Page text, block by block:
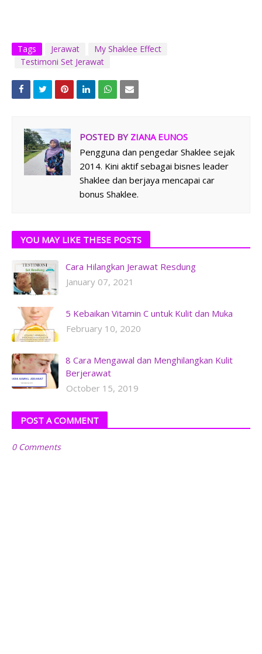
Tags Jerawat
My Shaklee Effect
Testimoni Set Jerawat
POSTED BYZIANA EUNOS
Pengguna dan pengedar Shaklee sejak
2014. Kini aktif sebagai bisnes leader
Shaklee dan berjaya mencapai car
bonus Shaklee.
YOU MAY LIKE THESE POSTS
Cara Hilangkan Jerawat Resdung
January 07, 2021
5 Kebaikan Vitamin C untuk Kulit dan Muka
February 10, 2020
8 Cara Mengawal dan Menghilangkan Kulit
Berjerawat
October 15, 2019
POST A COMMENT
0 Comments